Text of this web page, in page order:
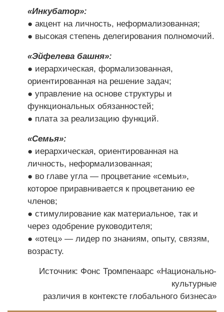
«Инкубатор»:
● акцент на личность, неформализованная;
● высокая степень делегирования полномочий.
«Эйфелева башня»:
● иерархическая, формализованная,
ориентированная на решение задач;
● управление на основе структуры и
функциональных обязанностей;
● плата за реализацию функций.
«Семья»:
● иерархическая, ориентированная на
личность, неформализованная;
● во главе угла — процветание «семьи»,
которое приравнивается к процветанию ее
членов;
● стимулирование как материальное, так и
через одобрение руководителя;
● «отец» — лидер по знаниям, опыту, связям,
возрасту.
Источник: Фонс Тромпенаарс «Национально-
культурные
различия в контексте глобального бизнеса»